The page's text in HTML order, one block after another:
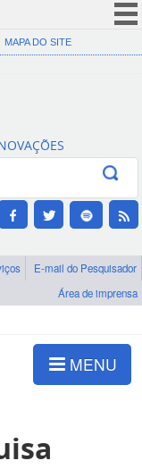
(COVID-19)
Canais
MAPA DO SITE
E-mail do Pesquisador
Área de imprensa
MENU